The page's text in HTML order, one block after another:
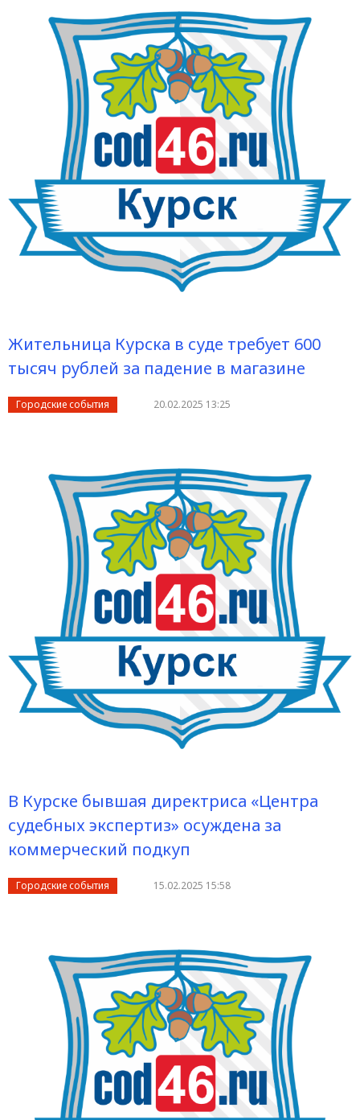
Жительница Курска в суде требует 600
тысяч рублей за падение в магазине
Городские события 20.02.2025 13:25
В Курске бывшая директриса «Центра
судебных экспертиз» осуждена за
коммерческий подкуп
Городские события 15.02.2025 15:58